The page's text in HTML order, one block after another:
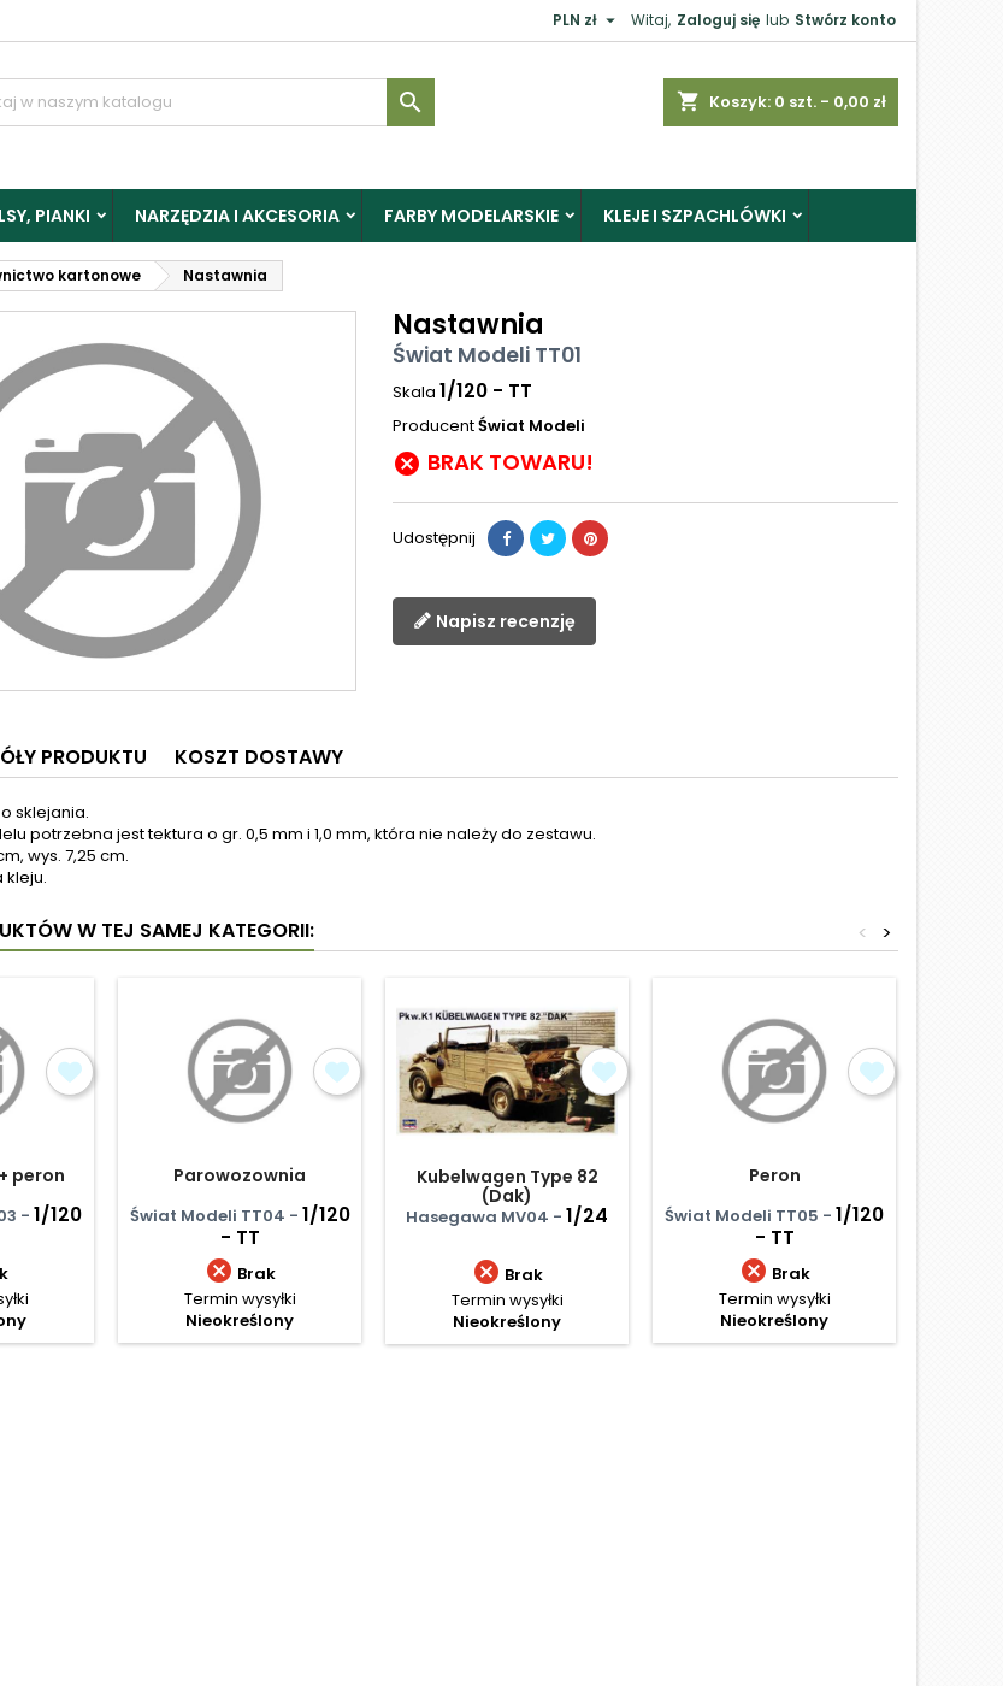
Witaj, Zaloguj się lub Stwórz konto
PLN zł 
shopping_cart Koszyk: 0 szt. - 0,00 zł

PIANKI NARZĘDZIA I AKCESORIA FARBY MODELARSKIE KLEJE I SZPACHLÓWKI
kartonowe Nastawnia
Nastawnia
Świat Modeli TT01
Skala 1/120 - TT
ProducentŚwiat Modeli
 BRAK TOWARU!
Udostępnij
Napisz recenzję
PRODUKTU KOSZT DOSTAWY
sklejania.
potrzebna jest tektura o gr. 0,5 mm i 1,0 mm, która nie należy do zestawu.
wys. 7,25 cm.
kleju.
W TEJ SAMEJ KATEGORII: >
<
peron
- 1/120
Parowozownia
Świat Modeli TT04 - 1/120
- TT
 Brak
Termin wysyłki
Nieokreślony
Kubelwagen Type 82
(Dak)
Hasegawa MV04 - 1/24
 Brak
Termin wysyłki
Nieokreślony
Peron
Świat Modeli TT05 - 1/120
- TT
 Brak
Termin wysyłki
Nieokreślony